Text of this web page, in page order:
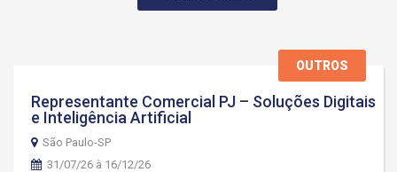
OUTROS
Representante Comercial PJ – Soluções Digitais
e Inteligência Artificial
São Paulo-SP
31/07/26 à 16/12/26